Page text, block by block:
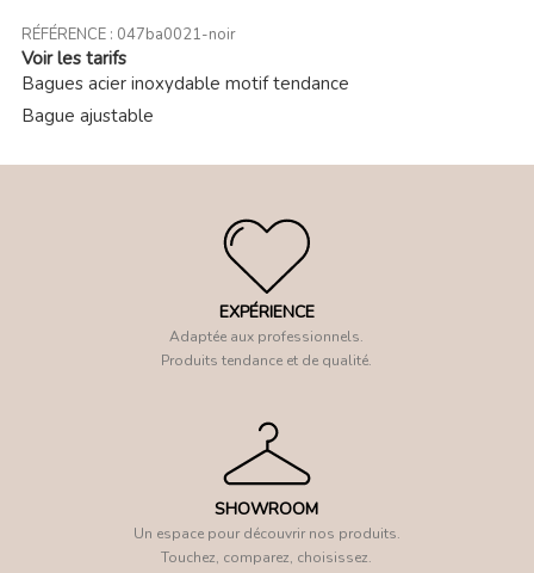
RÉFÉRENCE : 047ba0021-noir
Voir les tarifs
Bagues acier inoxydable motif tendance
Bague ajustable
EXPÉRIENCE
Adaptée aux professionnels.
Produits tendance et de qualité.
SHOWROOM
Un espace pour découvrir nos produits.
Touchez, comparez, choisissez.